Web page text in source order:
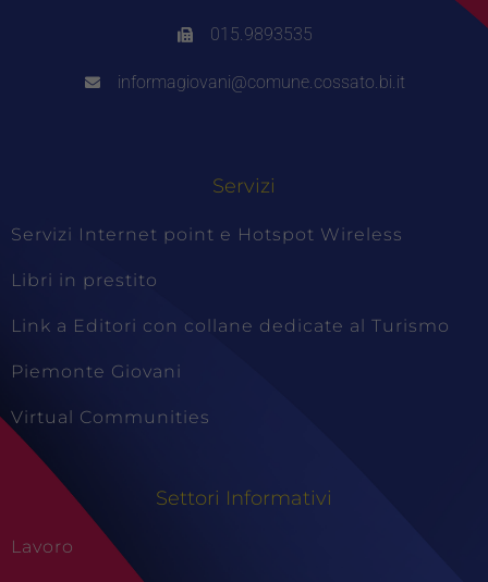
015.9893535
informagiovani@comune.cossato.bi.it
Servizi
Servizi Internet point e Hotspot Wireless
Libri in prestito
Link a Editori con collane dedicate al Turismo
Piemonte Giovani
Virtual Communities
Settori Informativi
Lavoro